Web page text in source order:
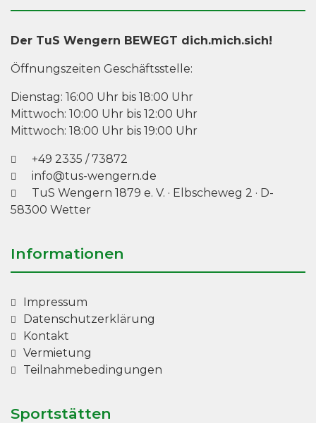
Der TuS Wengern BEWEGT dich.mich.sich!
Öffnungszeiten Geschäftsstelle:
Dienstag: 16:00 Uhr bis 18:00 Uhr
Mittwoch: 10:00 Uhr bis 12:00 Uhr
Mittwoch: 18:00 Uhr bis 19:00 Uhr
+49 2335 / 73872
info@tus-wengern.de
TuS Wengern 1879 e. V. · Elbscheweg 2 · D-
58300 Wetter
Informationen
Impressum
Datenschutzerklärung
Kontakt
Vermietung
Teilnahmebedingungen
Sportstätten